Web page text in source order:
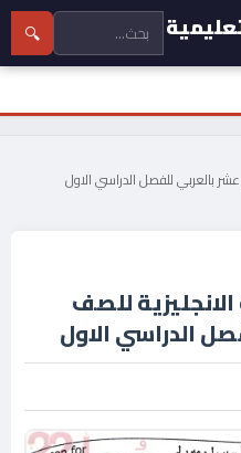
🔍
بالعربي للفصل الدراسي الاول
للصف
الدراسي الاول